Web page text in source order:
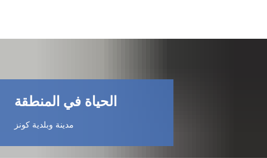
الحياة في المنطقة
مدينة وبلدية كونز